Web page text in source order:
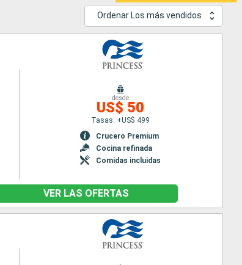
Ordenar Los más vendidos
desde
US$ 50
Tasas: +US$ 499
Crucero Premium
Cocina refinada
Comidas incluidas
VER LAS OFERTAS